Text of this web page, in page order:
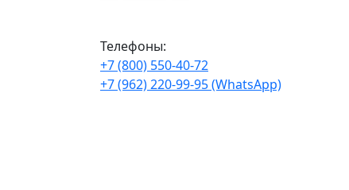
Телефоны:
+7 (800) 550-40-72
+7 (962) 220-99-95 (WhatsApp)